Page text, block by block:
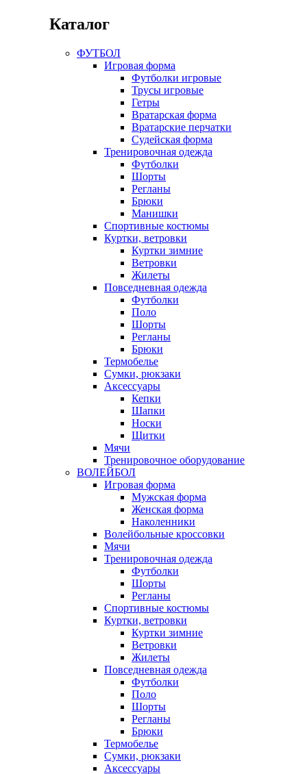
Каталог
ФУТБОЛ
Игровая форма
Футболки игровые
Трусы игровые
Гетры
Вратарская форма
Вратарские перчатки
Судейская форма
Тренировочная одежда
Футболки
Шорты
Регланы
Брюки
Манишки
Спортивные костюмы
Куртки, ветровки
Куртки зимние
Ветровки
Жилеты
Повседневная одежда
Футболки
Поло
Шорты
Регланы
Брюки
Термобелье
Сумки, рюкзаки
Аксессуары
Кепки
Шапки
Носки
Щитки
Мячи
Тренировочное оборудование
ВОЛЕЙБОЛ
Игровая форма
Мужская форма
Женская форма
Наколенники
Волейбольные кроссовки
Мячи
Тренировочная одежда
Футболки
Шорты
Регланы
Спортивные костюмы
Куртки, ветровки
Куртки зимние
Ветровки
Жилеты
Повседневная одежда
Футболки
Поло
Шорты
Регланы
Брюки
Термобелье
Сумки, рюкзаки
Аксессуары